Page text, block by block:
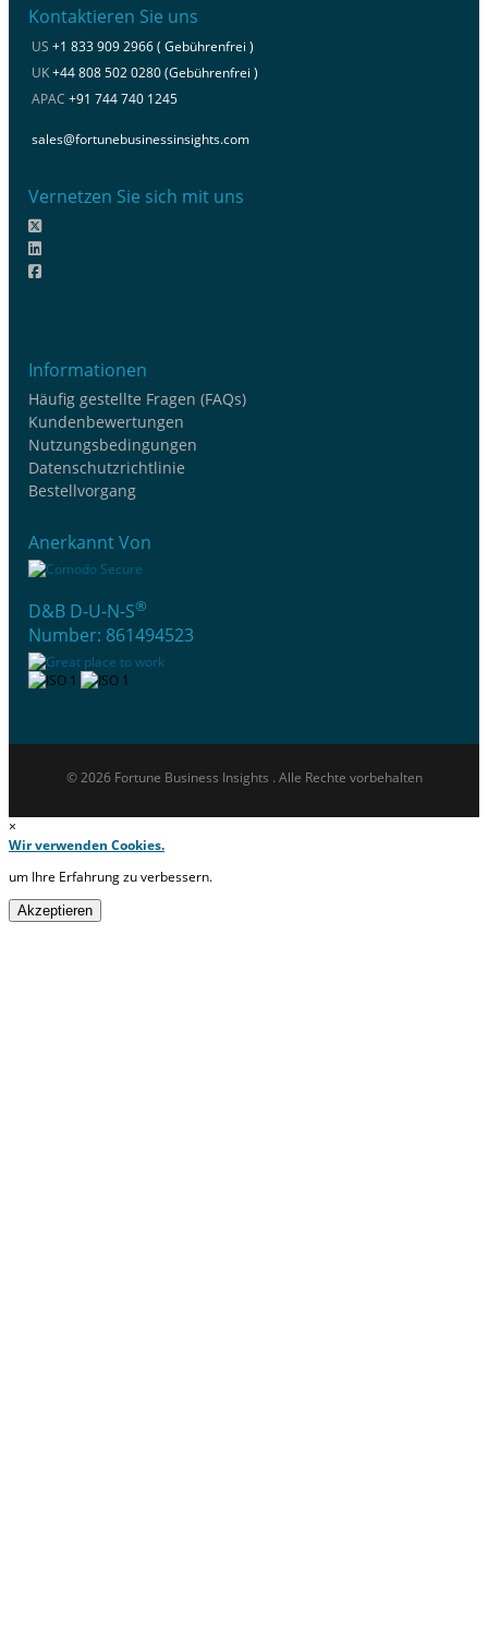
Kontaktieren Sie uns
US +1 833 909 2966 ( Gebührenfrei )
UK+44 808 502 0280 (Gebührenfrei )
APAC +91 744 740 1245
sales@fortunebusinessinsights.com
Vernetzen Sie sich mit uns
Informationen
Häufig gestellte Fragen (FAQs)
Kundenbewertungen
Nutzungsbedingungen
Datenschutzrichtlinie
Bestellvorgang
Anerkannt Von
D&B D-U-N-S®
Number: 861494523
© 2026 Fortune Business Insights . Alle Rechte vorbehalten
×
Wir verwenden Cookies.
um Ihre Erfahrung zu verbessern.
Akzeptieren